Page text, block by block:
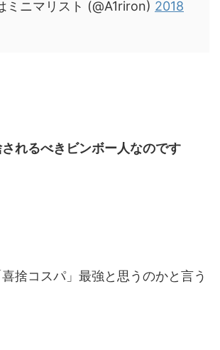
ニマリスト (@A1riron) 2018
れるべきビンボー人なのです
捨コスパ」最強と思うのかと言う